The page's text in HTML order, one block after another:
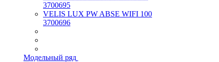
3700695
VELIS LUX PW ABSE WIFI 100
3700696
Модельный ряд